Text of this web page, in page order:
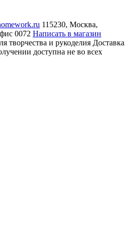
115230, Москва,
0072 Написать в магазин
творчества и рукоделия Доставка
доступна не во всех